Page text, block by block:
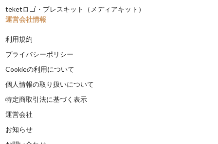
teketロゴ・プレスキット（メディアキット）
運営会社情報
利用規約
プライバシーポリシー
Cookieの利用について
個人情報の取り扱いについて
特定商取引法に基づく表示
運営会社
お知らせ